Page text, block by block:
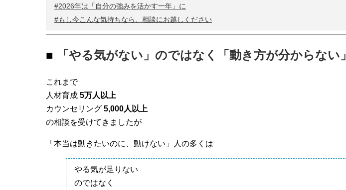
#2026年は「自分の強みを活かす一年」に
#もし今こんな気持ちなら、相談にお越しください
■ 「やる気がない」のではなく「動き方が分からない」
これまで
人材育成 5万人以上
カウンセリング 5,000人以上
の相談を受けてきましたが
「本当は動きたいのに、動けない」人の多くは
やる気が足りない
のではなく